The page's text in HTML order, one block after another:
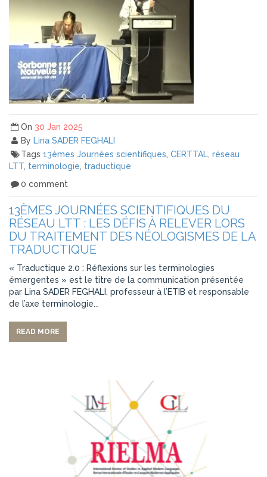
On 30 Jan 2025
By Lina SADER FEGHALI
Tags 13èmes Journées scientifiques, CERTTAL, réseau
LTT, terminologie, traductique
0 comment
13ÈMES JOURNÉES SCIENTIFIQUES DU
RÉSEAU LTT : LES DÉFIS À RELEVER LORS
DU TRAITEMENT DES NÉOLOGISMES DE LA
TRADUCTIQUE
« Traductique 2.0 : Réflexions sur les terminologies
émergentes » est le titre de la communication présentée
par Lina SADER FEGHALI, professeur à l’ETIB et responsable
de l’axe terminologie...
READ MORE